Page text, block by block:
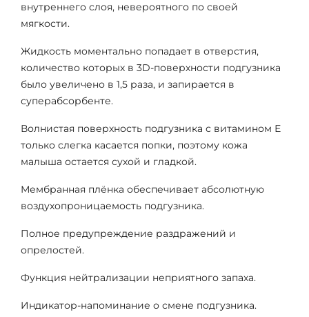
внутреннего слоя, невероятного по своей
мягкости.
Жидкость моментально попадает в отверстия,
количество которых в 3D-поверхности подгузника
было увеличено в 1,5 раза, и запирается в
суперабсорбенте.
Волнистая поверхность подгузника с витамином Е
только слегка касается попки, поэтому кожа
малыша остается сухой и гладкой.
Мембранная плёнка обеспечивает абсолютную
воздухопроницаемость подгузника.
Полное предупреждение раздражений и
опрелостей.
Функция нейтрализации неприятного запаха.
Индикатор-напоминание о смене подгузника.